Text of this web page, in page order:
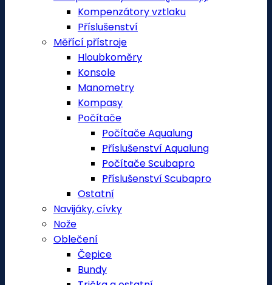
Kompenzátory vztlaku
Příslušenství
Měřící přístroje
Hloubkoměry
Konsole
Manometry
Kompasy
Počítače
Počítače Aqualung
Příslušenství Aqualung
Počítače Scubapro
Příslušenství Scubapro
Ostatní
Navijáky, cívky
Nože
Oblečení
Čepice
Bundy